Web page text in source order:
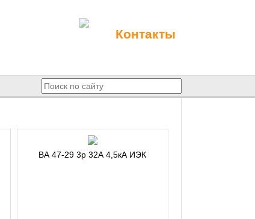
Контакты
ВА 47-29 3p 32А 4,5кА ИЭК